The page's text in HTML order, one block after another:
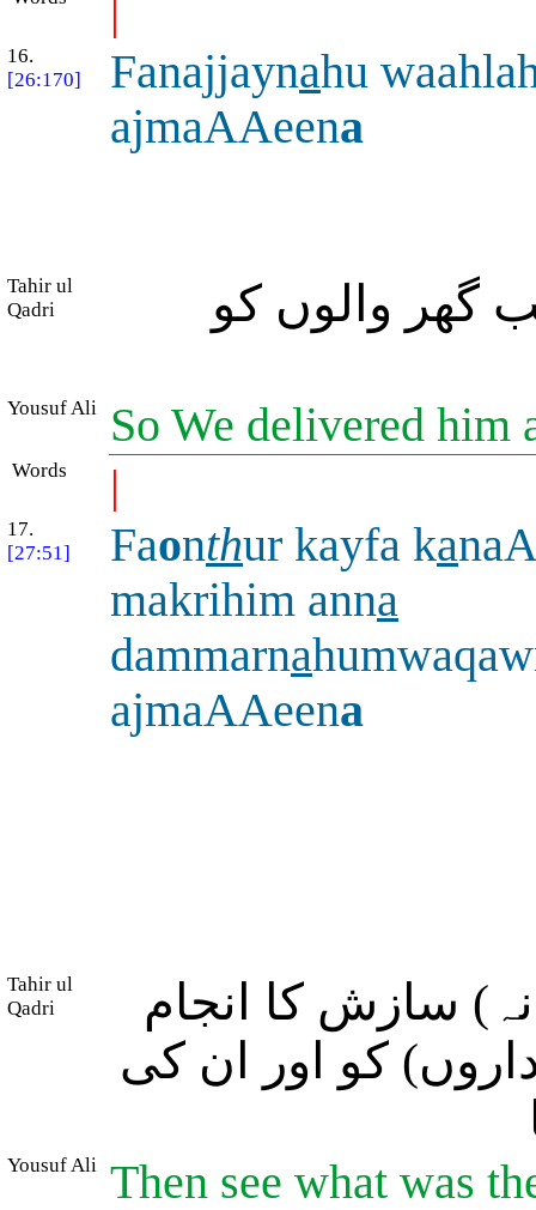
16.
[26:170]
Fanajjaynahu
ajmaAAeena
Tahir ul
Qadri
والوں کو
Yousuf Ali So We delivered
Words |
17.
[27:51]
Faonthur kayfa ka
makrihim anna
dammarna
ajmaAAeena
Tahir ul
Qadri
سازش کا انجام
کو اور ان کی
Yousuf Ali Then see what was